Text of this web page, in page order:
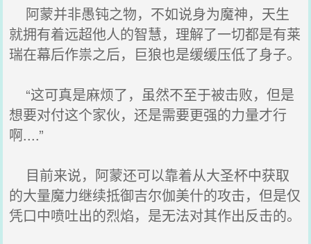
阿蒙并非愚钝之物，不如说身为魔神，天生
就拥有着远超他人的智慧，理解了一切都是有莱
瑞在幕后作祟之后，巨狼也是缓缓压低了身子。
“这可真是麻烦了，虽然不至于被击败，但是
想要对付这个家伙，还是需要更强的力量才行
啊....”
目前来说，阿蒙还可以靠着从大圣杯中获取
的大量魔力继续抵御吉尔伽美什的攻击，但是仅
凭口中喷吐出的烈焰，是无法对其作出反击的。